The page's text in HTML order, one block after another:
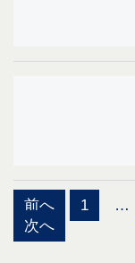
投
稿
の
前へ 1 …
次へ